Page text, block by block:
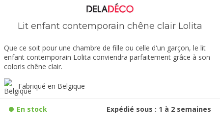
Lit enfant contemporain chêne clair Lolita
Que ce soit pour une chambre de fille ou celle d'un garçon, le lit
enfant contemporain Lolita conviendra parfaitement grâce à son
coloris chêne clair.
Fabriqué en Belgique
En stock Expédié sous : 1 à 2 semaines